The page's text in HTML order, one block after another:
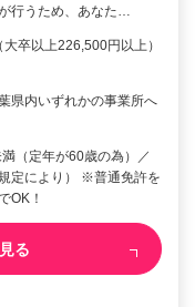
行うため、あなた…
卒以上226,500円以上）
県内いずれかの事業所へ
（定年が60歳の為）／
定により） ※普通免許を
OK！
る